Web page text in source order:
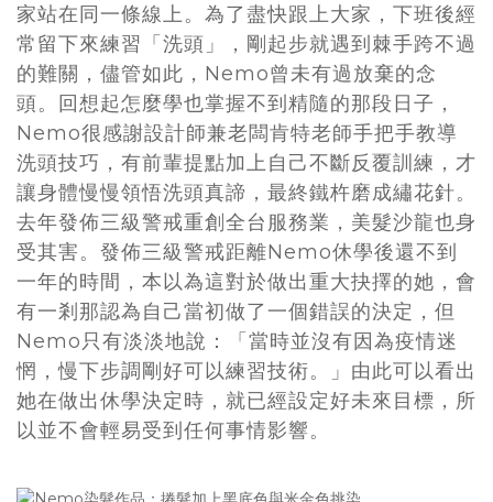
家站在同一條線上。為了盡快跟上大家，下班後經
常留下來練習「洗頭」，剛起步就遇到棘手跨不過
的難關，儘管如此，Nemo曾未有過放棄的念
頭。回想起怎麼學也掌握不到精隨的那段日子，
Nemo很感謝設計師兼老闆肯特老師手把手教導
洗頭技巧，有前輩提點加上自己不斷反覆訓練，才
讓身體慢慢領悟洗頭真諦，最終鐵杵磨成繡花針。
去年發佈三級警戒重創全台服務業，美髮沙龍也身
受其害。發佈三級警戒距離Nemo休學後還不到
一年的時間，本以為這對於做出重大抉擇的她，會
有一剎那認為自己當初做了一個錯誤的決定，但
Nemo只有淡淡地說：「當時並沒有因為疫情迷
惘，慢下步調剛好可以練習技術。」由此可以看出
她在做出休學決定時，就已經設定好未來目標，所
以並不會輕易受到任何事情影響。